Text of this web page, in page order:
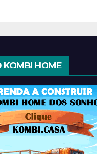
KOMBI HOME